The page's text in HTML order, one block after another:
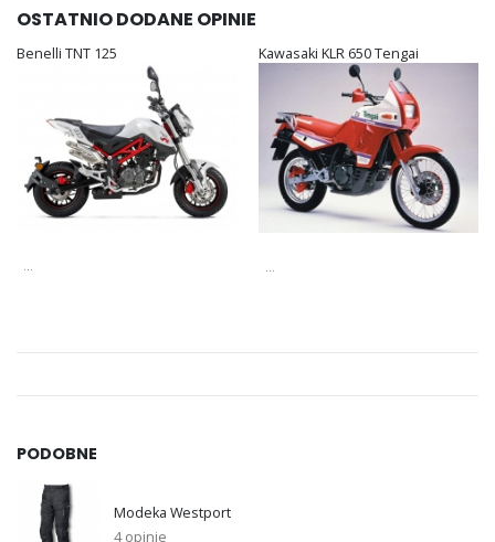
OSTATNIO DODANE OPINIE
Benelli TNT 125 Kawasaki KLR 650 Tengai
PODOBNE
Modeka Westport
4 opinie